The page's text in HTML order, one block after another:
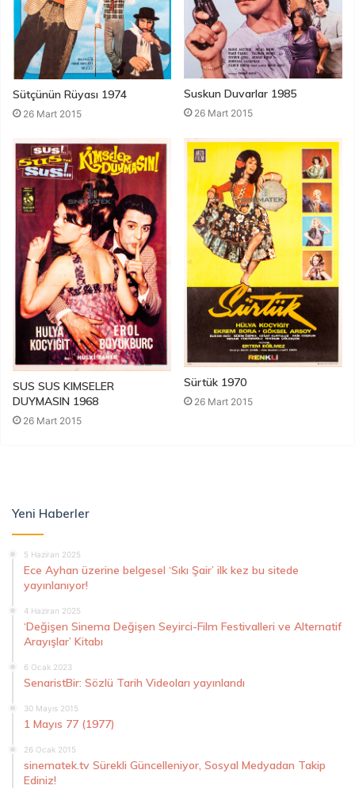
Sütçünün Rüyası 1974
26 Mart 2015
Suskun Duvarlar 1985
26 Mart 2015
SUS SUS KIMSELER
DUYMASIN 1968
26 Mart 2015
Sürtük 1970
26 Mart 2015
Yeni Haberler
5 Haziran 2025
Ece Ayhan üzerine belgesel ‘Sıkı Şair’ ilk kez bu sitede
yayınlanıyor!
4 Haziran 2025
‘Değişen Sinema Değişen Seyirci-Film Festivalleri ve Alternatif
Arayışlar’ Kitabı
6 Ocak 2023
SenaristBir: Sözlü Tarih Videoları yayınlandı
30 Mayıs 2015
1 Mayıs 77 (1977)
26 Ocak 2015
sinematek.tv Sürekli Güncelleniyor, Sosyal Medyadan Takip
Ediniz!